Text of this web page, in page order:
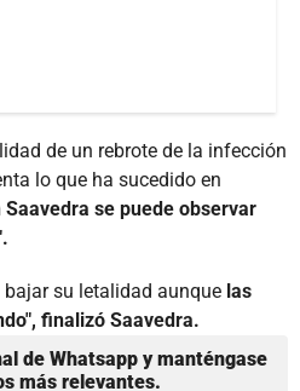
de un rebrote de la infección
lo que ha sucedido en
Saavedra se puede observar
bajar su letalidad aunque las
finalizó Saavedra.
de Whatsapp y manténgase
más relevantes.